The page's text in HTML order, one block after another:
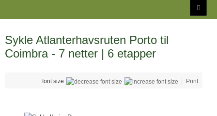
Sykle Atlanterhavsruten Porto til
Coimbra - 7 netter | 6 etapper
font size Print